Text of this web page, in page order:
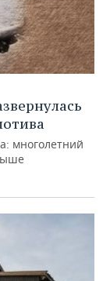
многолетний